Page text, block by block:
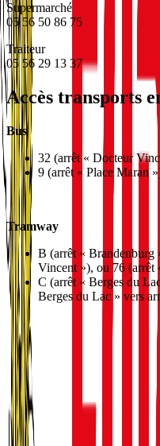
Supermarché
05 56 50 86 75
Traiteur
05 56 29 13 37
Accès transports
Bus
32 (arrêt « Docteur
9 (arrêt « Place Maran
Tramway
B (arrêt « Brandenburg
Vincent »), ou 76 (arrêt
C (arrêt « Berges du
Berges du Lac » vers